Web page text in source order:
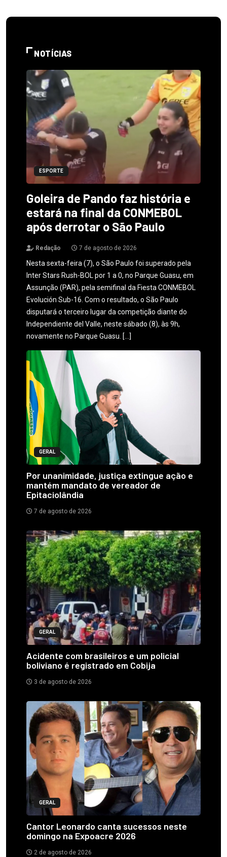
NOTÍCIAS
ESPORTE
Goleira de Pando faz história e
estará na final da CONMEBOL
após derrotar o São Paulo
Redação 7 de agosto de 2026
Nesta sexta-feira (7), o São Paulo foi superado pela
Inter Stars Rush-BOL por 1 a 0, no Parque Guasu, em
Assunção (PAR), pela semifinal da Fiesta CONMEBOL
Evolución Sub-16. Com o resultado, o São Paulo
disputará o terceiro lugar da competição diante do
Independiente del Valle, neste sábado (8), às 9h,
novamente no Parque Guasu. […]
GERAL
Por unanimidade, justiça extingue ação e
mantém mandato de vereador de
Epitaciolândia
7 de agosto de 2026
GERAL
Acidente com brasileiros e um policial
boliviano é registrado em Cobija
3 de agosto de 2026
GERAL
Cantor Leonardo canta sucessos neste
domingo na Expoacre 2026
2 de agosto de 2026